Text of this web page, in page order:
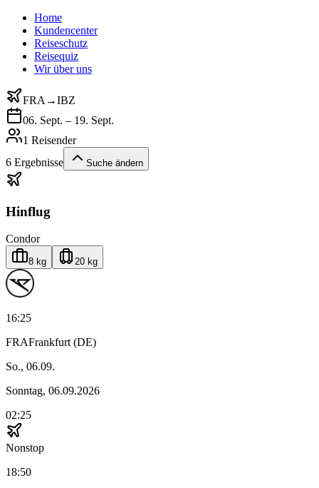
Home
Kundencenter
Reiseschutz
Reisequiz
Wir über uns
FRA →IBZ
06. Sept. – 19. Sept.
1 Reisender
6 Ergebnisse Suche ändern
Hinflug
Condor
8 kg 20 kg
16:25
FRAFrankfurt (DE)
So., 06.09.
Sonntag, 06.09.2026
02:25
Nonstop
18:50